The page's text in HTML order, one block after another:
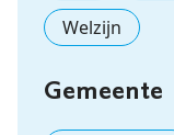
Welzijn
Gemeente